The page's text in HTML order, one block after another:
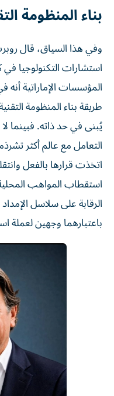
بناء المنظومة
وفي هذا السياق، قال
استشارات التكنولوجيا
المؤسسات الإماراتية
طريقة بناء المنظومة
يُبنى في حد ذاته. فبينما
التعامل مع عالم أكثر
اتخذت قرارها بالفعل
استقطاب المواهب
الرقابة على سلاسل
باعتبارهما وجهين لعملة